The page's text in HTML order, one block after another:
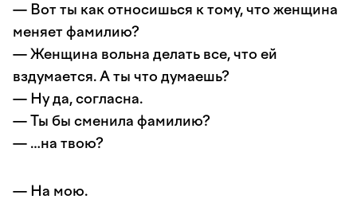
— Вот ты как относишься к тому, что женщина
меняет фамилию?
— Женщина вольна делать все, что ей
вздумается. А ты что думаешь?
— Ну да, согласна.
— Ты бы сменила фамилию?
— …на твою?
— На мою.